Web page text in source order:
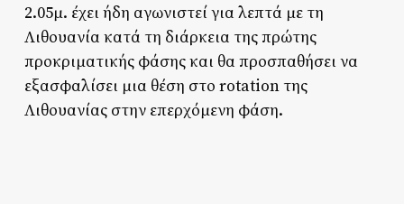
2.05μ. έχει ήδη αγωνιστεί για λεπτά με τη
Λιθουανία κατά τη διάρκεια της πρώτης
προκριματικής φάσης και θα προσπαθήσει να
εξασφαλίσει μια θέση στο rotation της
Λιθουανίας στην επερχόμενη φάση.